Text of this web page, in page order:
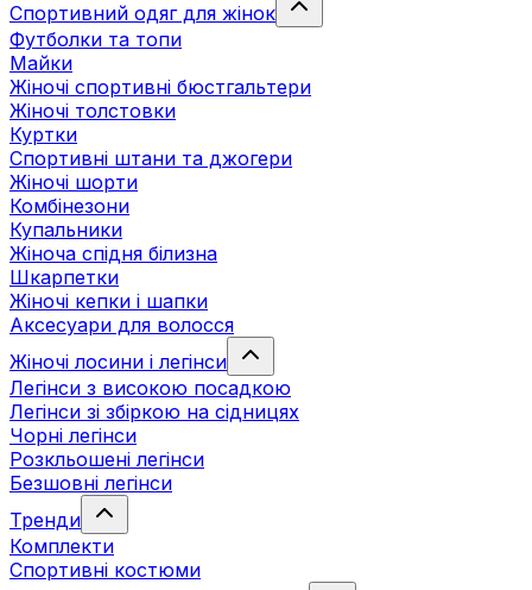
Спортивний одяг для жінок
Футболки та топи
Майки
Жіночі спортивні бюстгальтери
Жіночі толстовки
Куртки
Спортивні штани та джогери
Жіночі шорти
Комбінезони
Купальники
Жіноча спідня білизна
Шкарпетки
Жіночі кепки і шапки
Аксесуари для волосся
Жіночі лосини і легінси
Легінси з високою посадкою
Легінси зі збіркою на сідницях
Чорні легінси
Розкльошені легінси
Безшовні легінси
Тренди
Комплекти
Спортивні костюми